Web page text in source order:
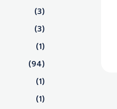
(3)
(3)
(1)
(94)
(1)
(1)